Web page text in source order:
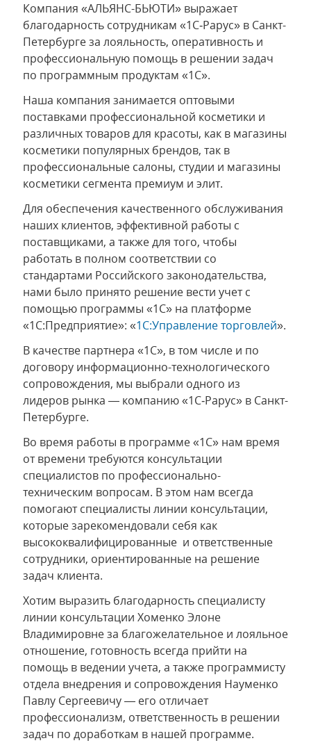
Компания «АЛЬЯНС-БЬЮТИ» выражает
благодарность сотрудникам «1С‑Рарус» в Санкт-
Петербурге за лояльность, оперативность и
профессиональную помощь в решении задач
по программным продуктам «1С».
Наша компания занимается оптовыми
поставками профессиональной косметики и
различных товаров для красоты, как в магазины
косметики популярных брендов, так в
профессиональные салоны, студии и магазины
косметики сегмента премиум и элит.
Для обеспечения качественного обслуживания
наших клиентов, эффективной работы с
поставщиками, а также для того, чтобы
работать в полном соответствии со
стандартами Российского законодательства,
нами было принято решение вести учет с
помощью программы «1С» на платформе
«1С:Предприятие»: «1C:Управление торговлей».
В качестве партнера «1С», в том числе и по
договору информационно-технологического
сопровождения, мы выбрали одного из
лидеров рынка — компанию «1С‑Рарус» в Санкт-
Петербурге.
Во время работы в программе «1С» нам время
от времени требуются консультации
специалистов по профессионально-
техническим вопросам. В этом нам всегда
помогают специалисты линии консультации,
которые зарекомендовали себя как
высококвалифицированные и ответственные
сотрудники, ориентированные на решение
задач клиента.
Хотим выразить благодарность специалисту
линии консультации Хоменко Элоне
Владимировне за благожелательное и лояльное
отношение, готовность всегда прийти на
помощь в ведении учета, а также программисту
отдела внедрения и сопровождения Науменко
Павлу Сергеевичу — его отличает
профессионализм, ответственность в решении
задач по доработкам в нашей программе.